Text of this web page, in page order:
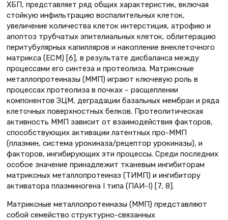
ХБП, представляет ряд общих характеристик, включая
стойкую инфильтрацию воспалительных клеток,
увеличение количества клеток интерстиция, атрофию и
апоптоз трубчатых эпителиальных клеток, облитерацию
перитубулярных капилляров и накопление внеклеточного
матрикса (ECM) [6], в результате дисбаланса между
процессами его синтеза и протеолиза. Матриксные
металлопротеиназы (ММП) играют ключевую роль в
процессах протеолиза в почках – расщеплении
компонентов ЭЦМ, деградации базальных мембран и ряда
клеточных поверхностных белков. Протеолитическая
активность ММП зависит от взаимодействия факторов,
способствующих активации латентных про-ММП
(плазмин, система урокиназа/рецептор урокиназы), и
факторов, ингибирующих эти процессы. Среди последних
особое значение принадлежит тканевым ингибиторам
матриксных металлопротеиназ (ТИМП) и ингибитору
активатора плазминогена I типа (ПАИ-I) [7, 8].
Матриксные металлопротеиназы (MMП) представляют
собой семейство структурно-связанных